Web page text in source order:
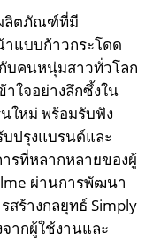
ลิตภัณฑ์ที่มี
แบบก้าวกระโดด
บคนหนุ่มสาวทั่วโลก
ใจอย่างลึกซึ้งใน
ใหม่ พร้อมรับฟัง
บปรุงแบรนด์และ
รที่หลากหลายของผู้
ผ่านการพัฒนา
ร้างกลยุทธ์ Simply
ากผู้ใช้งานและ